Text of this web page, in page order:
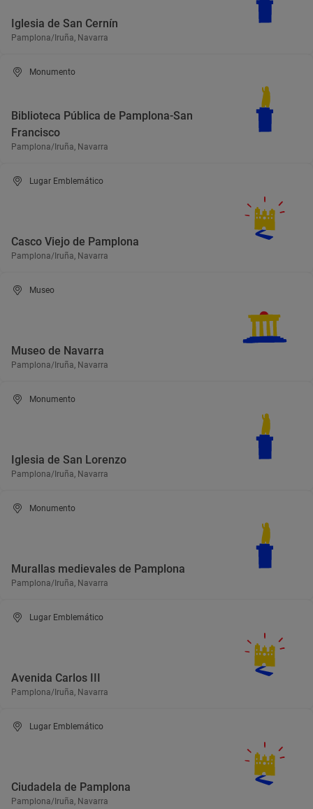
Iglesia de San Cernín
Pamplona/Iruña, Navarra
Monumento
Biblioteca Pública de Pamplona-San
Francisco
Pamplona/Iruña, Navarra
Lugar Emblemático
Casco Viejo de Pamplona
Pamplona/Iruña, Navarra
Museo
Museo de Navarra
Pamplona/Iruña, Navarra
Monumento
Iglesia de San Lorenzo
Pamplona/Iruña, Navarra
Monumento
Murallas medievales de Pamplona
Pamplona/Iruña, Navarra
Lugar Emblemático
Avenida Carlos III
Pamplona/Iruña, Navarra
Lugar Emblemático
Ciudadela de Pamplona
Pamplona/Iruña, Navarra